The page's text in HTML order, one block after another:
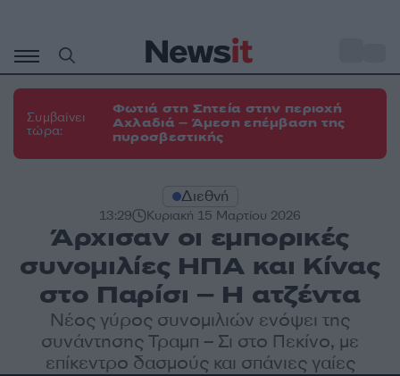
περιεχόμενο
Συμβαίνει
τώρα:
Φωτιά στη Σητεία στην περιοχή
Αχλαδιά – Άμεση επέμβαση της
πυροσβεστικής
Διεθνή
13:29 Κυριακή 15 Μαρτίου 2026
Άρχισαν οι εμπορικές
συνομιλίες ΗΠΑ και Κίνας
στο Παρίσι – Η ατζέντα
Νέος γύρος συνομιλιών ενόψει της
συνάντησης Τραμπ – Σι στο Πεκίνο, με
επίκεντρο δασμούς και σπάνιες γαίες